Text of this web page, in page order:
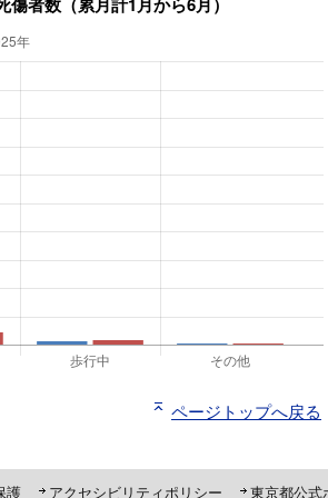
ページトップへ戻る
護 アクセシビリティポリシー 東京都公式